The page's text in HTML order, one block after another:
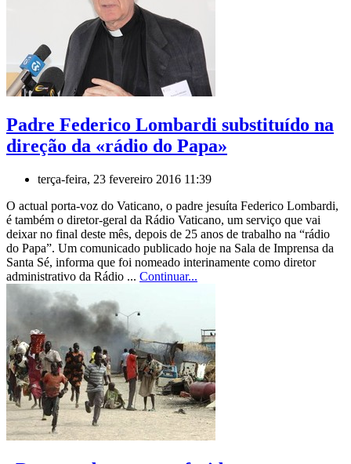
Padre Federico Lombardi substituído na
direção da «rádio do Papa»
terça-feira, 23 fevereiro 2016 11:39
O actual porta-voz do Vaticano, o padre jesuíta Federico Lombardi,
é também o diretor-geral da Rádio Vaticano, um serviço que vai
deixar no final deste mês, depois de 25 anos de trabalho na “rádio
do Papa”. Um comunicado publicado hoje na Sala de Imprensa da
Santa Sé, informa que foi nomeado interinamente como diretor
administrativo da Rádio ... Continuar...